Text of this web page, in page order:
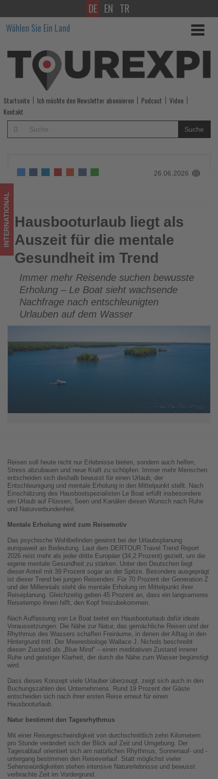
Hausbooturlaub
liegt
als
Auszeit
für
die
mentale
im
Trend
-
Wissen,
was
im
Tourismus
los
ist!
DE EN TR
Wählen Sie Ein Land
Startseite Ich möchte den Newsletter abonnieren Podcast
Video
Kontakt
Suche
26.06.2026
Hausbooturlaub liegt als Auszeit für die mentale Gesundheit
im Trend
INTERNATIONAL Hausbooturlaub liegt als
Auszeit für die mentale
Gesundheit im Trend
Immer mehr Reisende suchen bewusste
Erholung – Le Boat sieht wachsende
Nachfrage nach entschleunigten
Urlauben auf dem Wasser
Reisen soll heute nicht nur Erlebnisse bieten, sondern auch helfen,
Stress abzubauen und neue Kraft zu schöpfen. Immer mehr Menschen
entscheiden sich deshalb bewusst für einen Urlaub, der
Entschleunigung und mentale Erholung in den Mittelpunkt stellt. Nach
Einschätzung des Hausbootspezialisten Le Boat erfüllt insbesondere
ein Urlaub auf Flüssen, Seen und Kanälen diesen Wunsch nach Ruhe
und Naturverbundenheit.
Mentale Erholung wird zum Reisemotiv
Das psychische Wohlbefinden gewinnt bei der Urlaubsplanung
europaweit an Bedeutung. Laut dem DERTOUR Travel Trend Report
2026 reist mehr als jeder dritte Europäer (34,2 Prozent) gezielt, um die
eigene mentale Gesundheit zu stärken. Unter den Deutschen liegt
dieser Anteil mit 39 Prozent sogar an der Spitze. Besonders ausgeprägt
ist dieser Trend bei jungen Reisenden: Für 70 Prozent der Generation Z
und der Millennials steht die mentale Erholung im Mittelpunkt ihrer
Reiseplanung. Gleichzeitig geben 45 Prozent an, dass ein langsameres
Reisetempo ihnen hilft, den Kopf freizubekommen.
Nach Auffassung von Le Boat bietet ein Hausbooturlaub dafür ideale
Voraussetzungen. Die Nähe zur Natur, das gemächliche Reisen und der
Rhythmus des Wassers schaffen Freiräume, in denen der Alltag in den
Hintergrund tritt. Der Meeresbiologe Wallace J. Nichols beschreibt
diesen Zustand als „Blue Mind“ – einen meditativen Zustand innerer
Ruhe und geistiger Klarheit, der durch die Nähe zum Wasser begünstigt
wird.
Dass dieses Konzept viele Urlauber überzeugt, zeigt sich auch in den
Buchungszahlen des Unternehmens. Rund 19 Prozent der Gäste
entscheiden sich nach ihrer ersten Reise erneut für einen
Hausbooturlaub.
Natur bestimmt den Tagesrhythmus
Mit einer Reisegeschwindigkeit von durchschnittlich zehn Kilometern
pro Stunde verändert sich der Blick auf Zeit und Umgebung. Der
Tagesablauf orientiert sich am natürlichen Rhythmus, Sonnenauf- und -
untergang bestimmen den Reiseverlauf. Statt möglichst vieler
Sehenswürdigkeiten stehen intensive Naturerlebnisse und bewusst
verbrachte Zeit im Vordergrund.